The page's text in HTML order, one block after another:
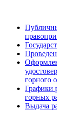
горного
Графики
горных
Выдача